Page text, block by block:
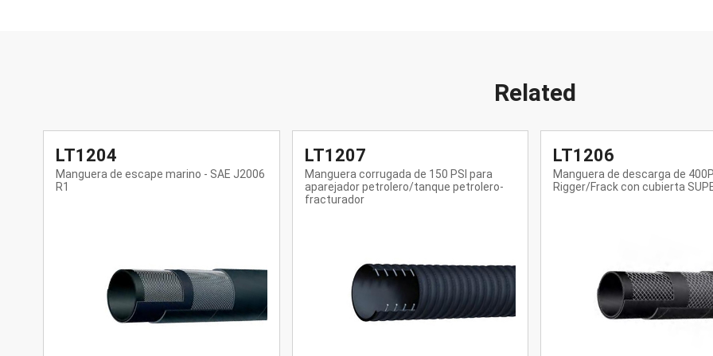
Related
LT1207
Manguera corrugada de 150 PSI para
aparejador petrolero/tanque petrolero-
LT1206
Manguera de descarga de 400PSI Oil
Rigger/Frack con cubierta SUPERTUFF
LT1205
Manguera de descarga de 400
Rigger/ Frac